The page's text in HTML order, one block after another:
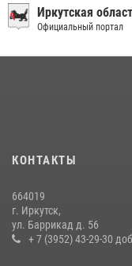
приняли участие в
13 июля 2026, 07:04 4
Сотрудники СОБР
условных диверсионных
20 июля 2026, 06:29 1
Иркутская
Официальный портал
КОНТАКТЫ
664019
г. Иркутск,
ул. Баррикад д. 56
+ 7 (3952) 43-29-30